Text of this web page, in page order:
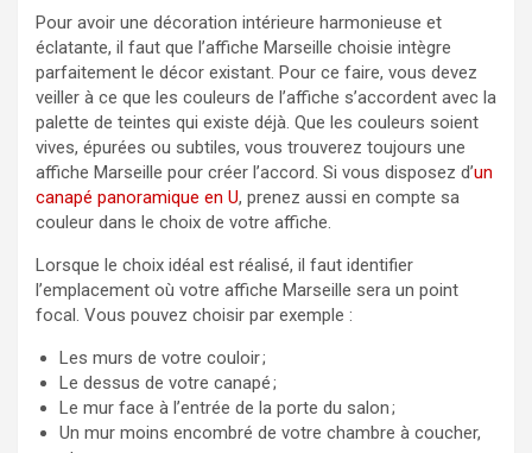
Pour avoir une décoration intérieure harmonieuse et
éclatante, il faut que l’affiche Marseille choisie intègre
parfaitement le décor existant. Pour ce faire, vous devez
veiller à ce que les couleurs de l’affiche s’accordent avec la
palette de teintes qui existe déjà. Que les couleurs soient
vives, épurées ou subtiles, vous trouverez toujours une
affiche Marseille pour créer l’accord. Si vous disposez d’un
canapé panoramique en U, prenez aussi en compte sa
couleur dans le choix de votre affiche.
Lorsque le choix idéal est réalisé, il faut identifier
l’emplacement où votre affiche Marseille sera un point
focal. Vous pouvez choisir par exemple :
Les murs de votre couloir ;
Le dessus de votre canapé ;
Le mur face à l’entrée de la porte du salon ;
Un mur moins encombré de votre chambre à coucher,